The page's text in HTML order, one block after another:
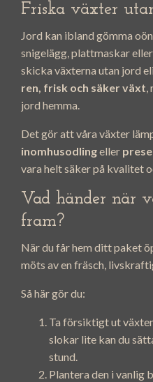
Friska växter
Jord kan ibland gömma
snigelägg, plattmaskar
skicka växterna utan jord
ren, frisk och säker växt,
jord hemma.
Det gör att våra växter
inomhusodlingeller
vara helt säker på kvalitet
Vad händer när
fram?
När du får hem ditt paket
möts av en fräsch,
Så här gör du:
Ta försiktigt ut
slokar lite kan du
stund.
Plantera den i vanlig